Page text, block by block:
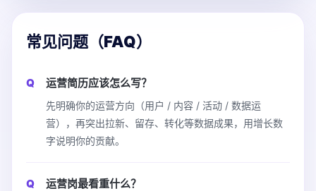
常见问题（FAQ）
运营简历应该怎么写？
先明确你的运营方向（用户 / 内容 / 活动 / 数据运
营），再突出拉新、留存、转化等数据成果，用增长数
字说明你的贡献。
运营岗最看重什么？